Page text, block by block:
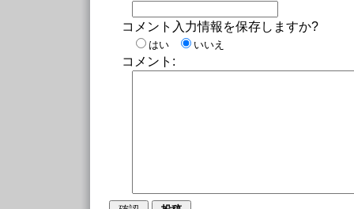
コメント入力情報を保存しますか?
はい いいえ
コメント: